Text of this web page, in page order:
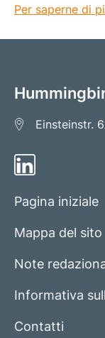
Per saperne di
Einsteinstr.
Pagina iniziale
Mappa del sito
Note
Informativa
Contatti